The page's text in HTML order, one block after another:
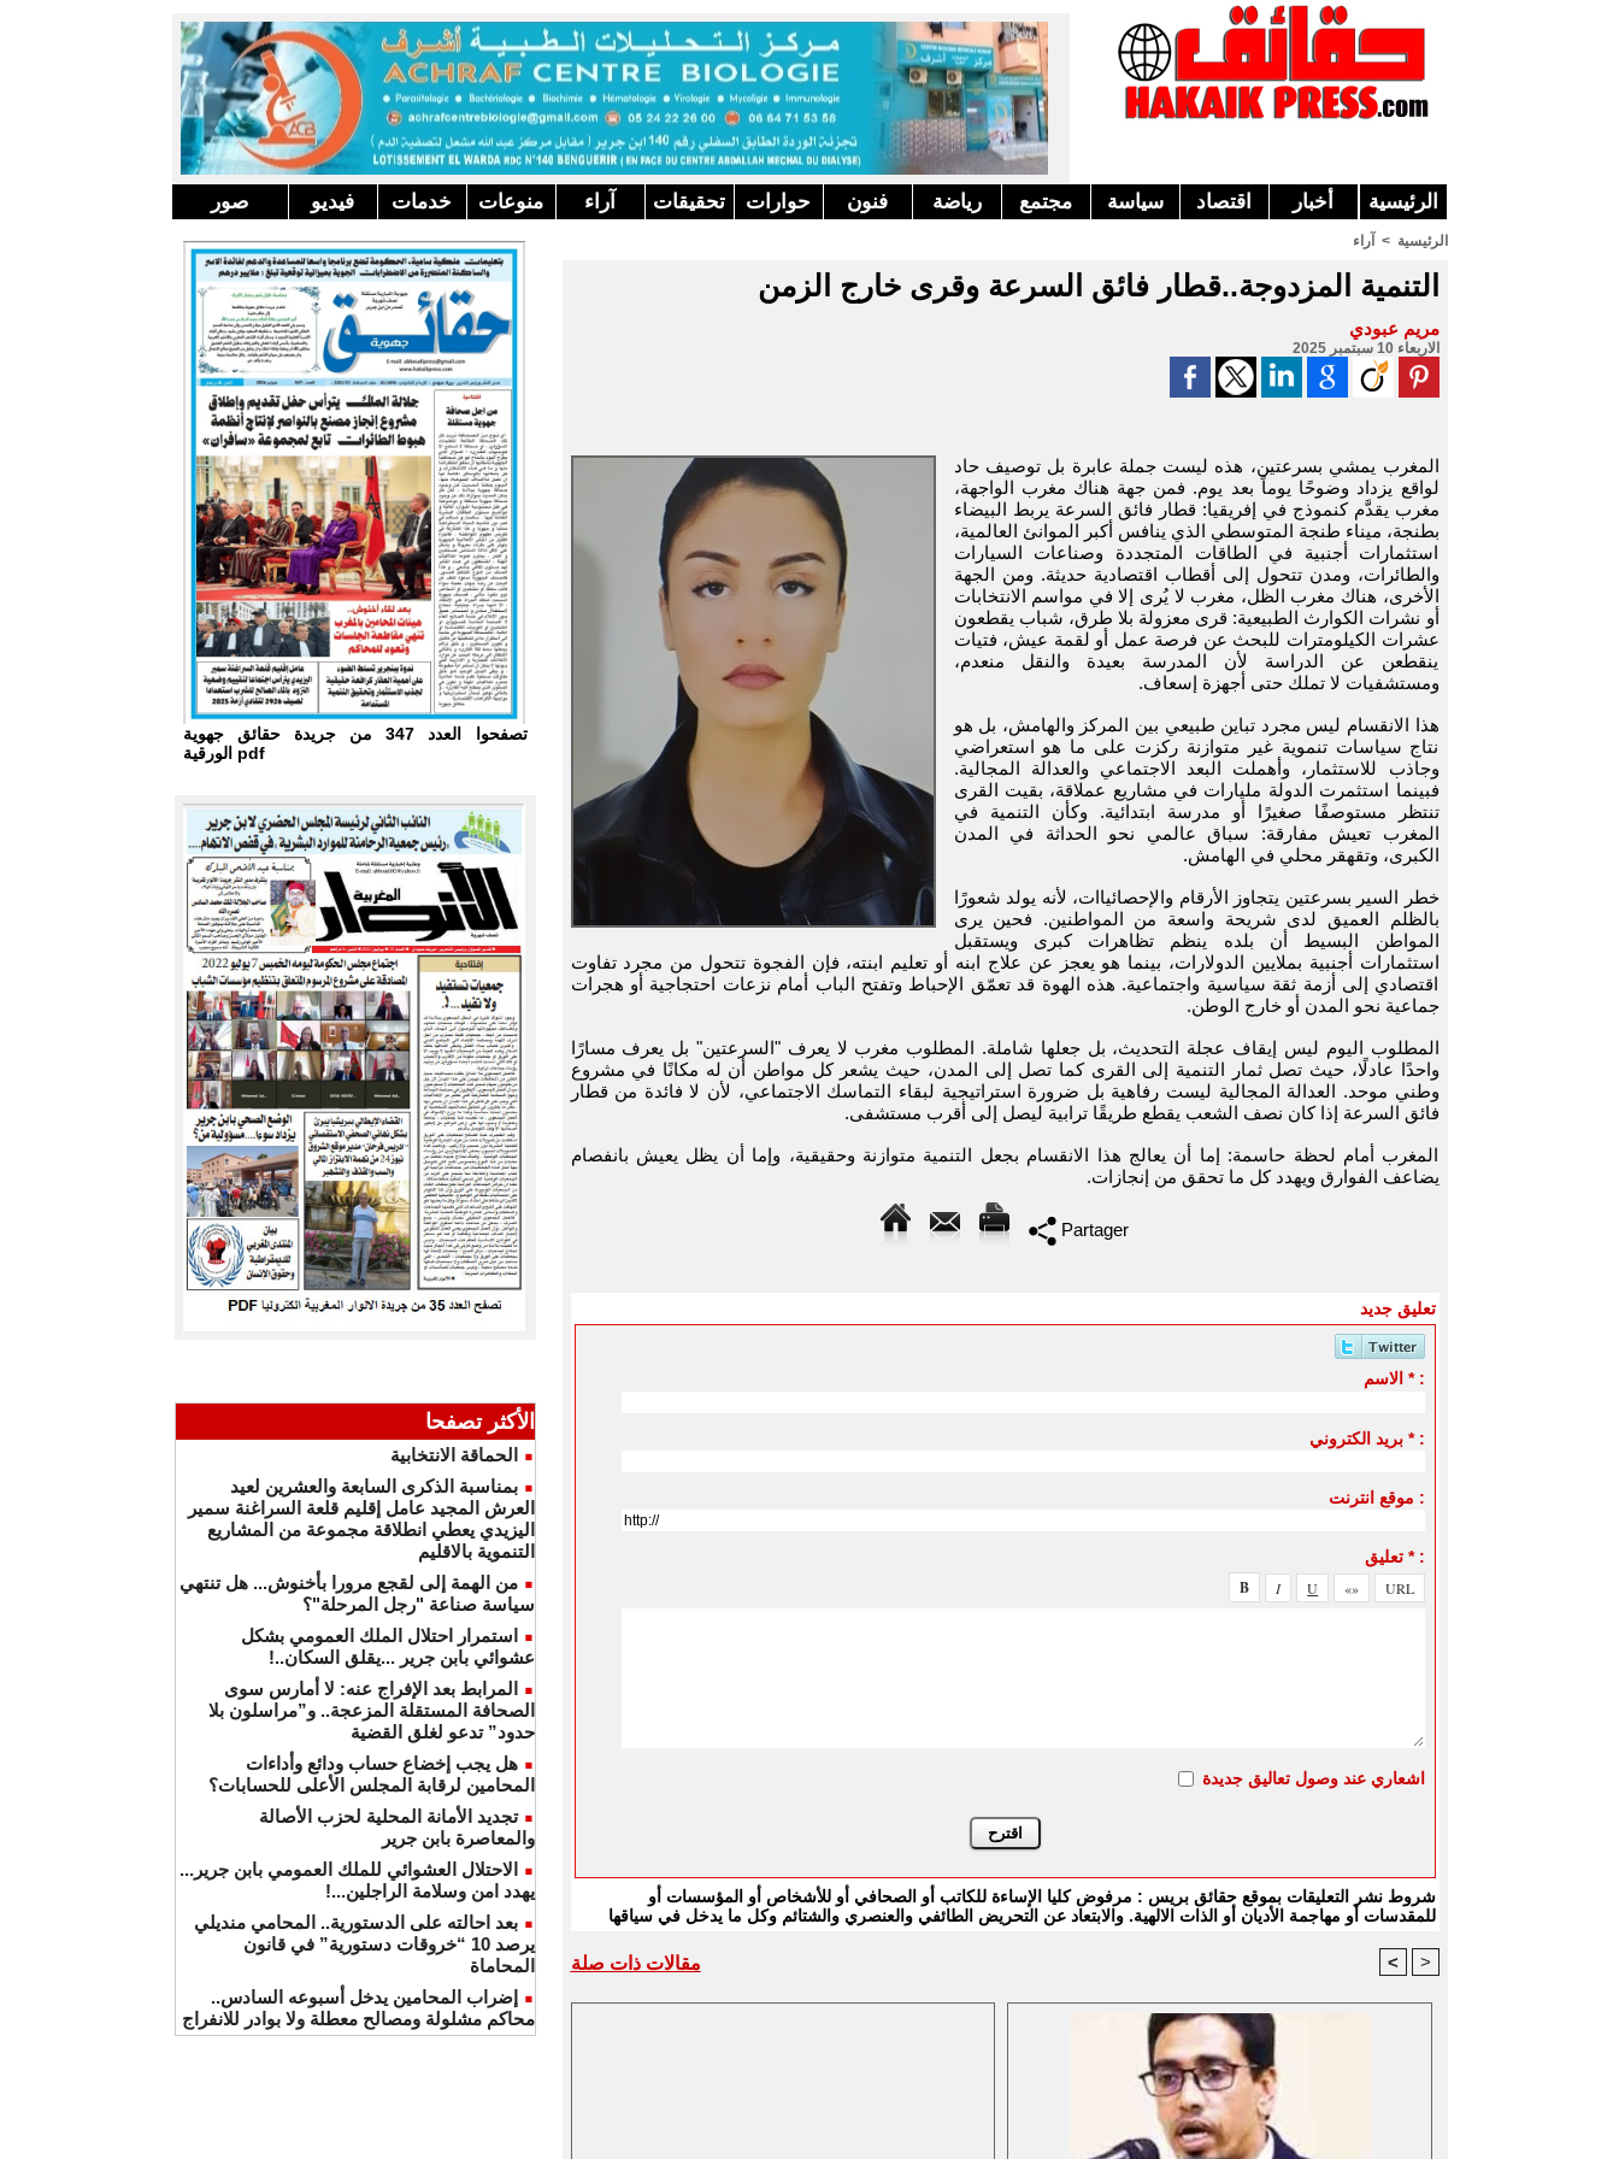
الرئيسية أخبار اقتصاد سياسة مجتمع رياضة فنون حوارات تحقيقات آراء منوعات خدمات فيديو صور
تصفحوا العدد 347 من جريدة حقائق جهوية
الورقية pdf
الأكثر تصفحا
الحماقة الانتخابية
بمناسبة الذكرى السابعة والعشرين لعيد
العرش المجيد عامل إقليم قلعة السراغنة سمير
اليزيدي يعطي انطلاقة مجموعة من المشاريع
التنموية بالاقليم
من الهمة إلى لقجع مرورا بأخنوش... هل تنتهي
سياسة صناعة "رجل المرحلة"؟
استمرار احتلال الملك العمومي بشكل
عشوائي بابن جرير ...يقلق السكان..!
المرابط بعد الإفراج عنه: لا أمارس سوى
الصحافة المستقلة المزعجة.. و”مراسلون بلا
حدود” تدعو لغلق القضية
هل يجب إخضاع حساب ودائع وأداءات
المحامين لرقابة المجلس الأعلى للحسابات؟
تجديد الأمانة المحلية لحزب الأصالة
والمعاصرة بابن جرير
الاحتلال العشوائي للملك العمومي بابن جرير...
يهدد امن وسلامة الراجلين...!
بعد احالته على الدستورية.. المحامي منديلي
يرصد 10 “خروقات دستورية” في قانون
المحاماة
إضراب المحامين يدخل أسبوعه السادس..
محاكم مشلولة ومصالح معطلة ولا بوادر للانفراج
الرئيسية > آراء
التنمية المزدوجة..قطار فائق السرعة وقرى خارج الزمن
مريم عبودي
الاربعاء 10 سبتمبر 2025
المغرب يمشي بسرعتين، هذه ليست جملة عابرة بل توصيف حاد
لواقع يزداد وضوحًا يوماً بعد يوم. فمن جهة هناك مغرب الواجهة،
مغرب يقدَّم كنموذج في إفريقيا: قطار فائق السرعة يربط البيضاء
بطنجة، ميناء طنجة المتوسطي الذي ينافس أكبر الموانئ العالمية،
استثمارات أجنبية في الطاقات المتجددة وصناعات السيارات
والطائرات، ومدن تتحول إلى أقطاب اقتصادية حديثة. ومن الجهة
الأخرى، هناك مغرب الظل، مغرب لا يُرى إلا في مواسم الانتخابات
أو نشرات الكوارث الطبيعية: قرى معزولة بلا طرق، شباب يقطعون
عشرات الكيلومترات للبحث عن فرصة عمل أو لقمة عيش، فتيات
ينقطعن عن الدراسة لأن المدرسة بعيدة والنقل منعدم،
ومستشفيات لا تملك حتى أجهزة إسعاف.
هذا الانقسام ليس مجرد تباين طبيعي بين المركز والهامش، بل هو
نتاج سياسات تنموية غير متوازنة ركزت على ما هو استعراضي
وجاذب للاستثمار، وأهملت البعد الاجتماعي والعدالة المجالية.
فبينما استثمرت الدولة مليارات في مشاريع عملاقة، بقيت القرى
تنتظر مستوصفًا صغيرًا أو مدرسة ابتدائية. وكأن التنمية في
المغرب تعيش مفارقة: سباق عالمي نحو الحداثة في المدن
الكبرى، وتقهقر محلي في الهامش.
خطر السير بسرعتين يتجاوز الأرقام والإحصائياات، لأنه يولد شعورًا
بالظلم العميق لدى شريحة واسعة من المواطنين. فحين يرى
المواطن البسيط أن بلده ينظم تظاهرات كبرى ويستقبل
استثمارات أجنبية بملايين الدولارات، بينما هو يعجز عن علاج ابنه أو تعليم ابنته، فإن الفجوة تتحول من مجرد تفاوت
اقتصادي إلى أزمة ثقة سياسية واجتماعية. هذه الهوة قد تعمّق الإحباط وتفتح الباب أمام نزعات احتجاجية أو هجرات
جماعية نحو المدن أو خارج الوطن.
المطلوب اليوم ليس إيقاف عجلة التحديث، بل جعلها شاملة. المطلوب مغرب لا يعرف "السرعتين" بل يعرف مسارًا
واحدًا عادلًا، حيث تصل ثمار التنمية إلى القرى كما تصل إلى المدن، حيث يشعر كل مواطن أن له مكانًا في مشروع
وطني موحد. العدالة المجالية ليست رفاهية بل ضرورة استراتيجية لبقاء التماسك الاجتماعي، لأن لا فائدة من قطار
فائق السرعة إذا كان نصف الشعب يقطع طريقًا ترابية ليصل إلى أقرب مستشفى.
المغرب أمام لحظة حاسمة: إما أن يعالج هذا الانقسام بجعل التنمية متوازنة وحقيقية، وإما أن يظل يعيش بانفصام
يضاعف الفوارق ويهدد كل ما تحقق من إنجازات.
Partager
تعليق جديد
الاسم * :
بريد الكتروني * :
موقع انترنت :
تعليق * :
اشعاري عند وصول تعاليق جديدة
شروط نشر التعليقات بموقع حقائق بريس : مرفوض كليا الإساءة للكاتب أو الصحافي أو للأشخاص أو المؤسسات أو
للمقدسات أو مهاجمة الأديان أو الذات الالهية. والابتعاد عن التحريض الطائفي والعنصري والشتائم وكل ما يدخل في سياقها
مقالات ذات صلة < >